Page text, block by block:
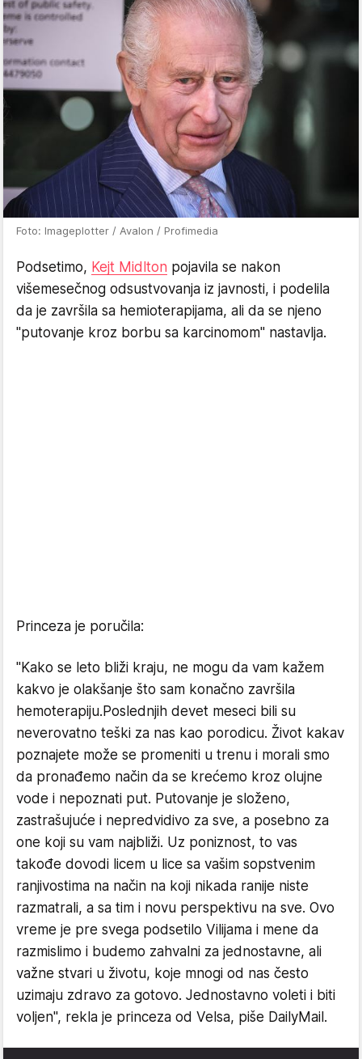
Foto: Imageplotter / Avalon / Profimedia
Podsetimo, Kejt Midlton pojavila se nakon
višemesečnog odsustvovanja iz javnosti, i podelila
da je završila sa hemioterapijama, ali da se njeno
"putovanje kroz borbu sa karcinomom" nastavlja.
Princeza je poručila:
"Kako se leto bliži kraju, ne mogu da vam kažem
kakvo je olakšanje što sam konačno završila
hemoterapiju.Poslednjih devet meseci bili su
neverovatno teški za nas kao porodicu. Život kakav
poznajete može se promeniti u trenu i morali smo
da pronađemo način da se krećemo kroz olujne
vode i nepoznati put. Putovanje je složeno,
zastrašujuće i nepredvidivo za sve, a posebno za
one koji su vam najbliži. Uz poniznost, to vas
takođe dovodi licem u lice sa vašim sopstvenim
ranjivostima na način na koji nikada ranije niste
razmatrali, a sa tim i novu perspektivu na sve. Ovo
vreme je pre svega podsetilo Vilijama i mene da
razmislimo i budemo zahvalni za jednostavne, ali
važne stvari u životu, koje mnogi od nas često
uzimaju zdravo za gotovo. Jednostavno voleti i biti
voljen", rekla je princeza od Velsa, piše DailyMail.